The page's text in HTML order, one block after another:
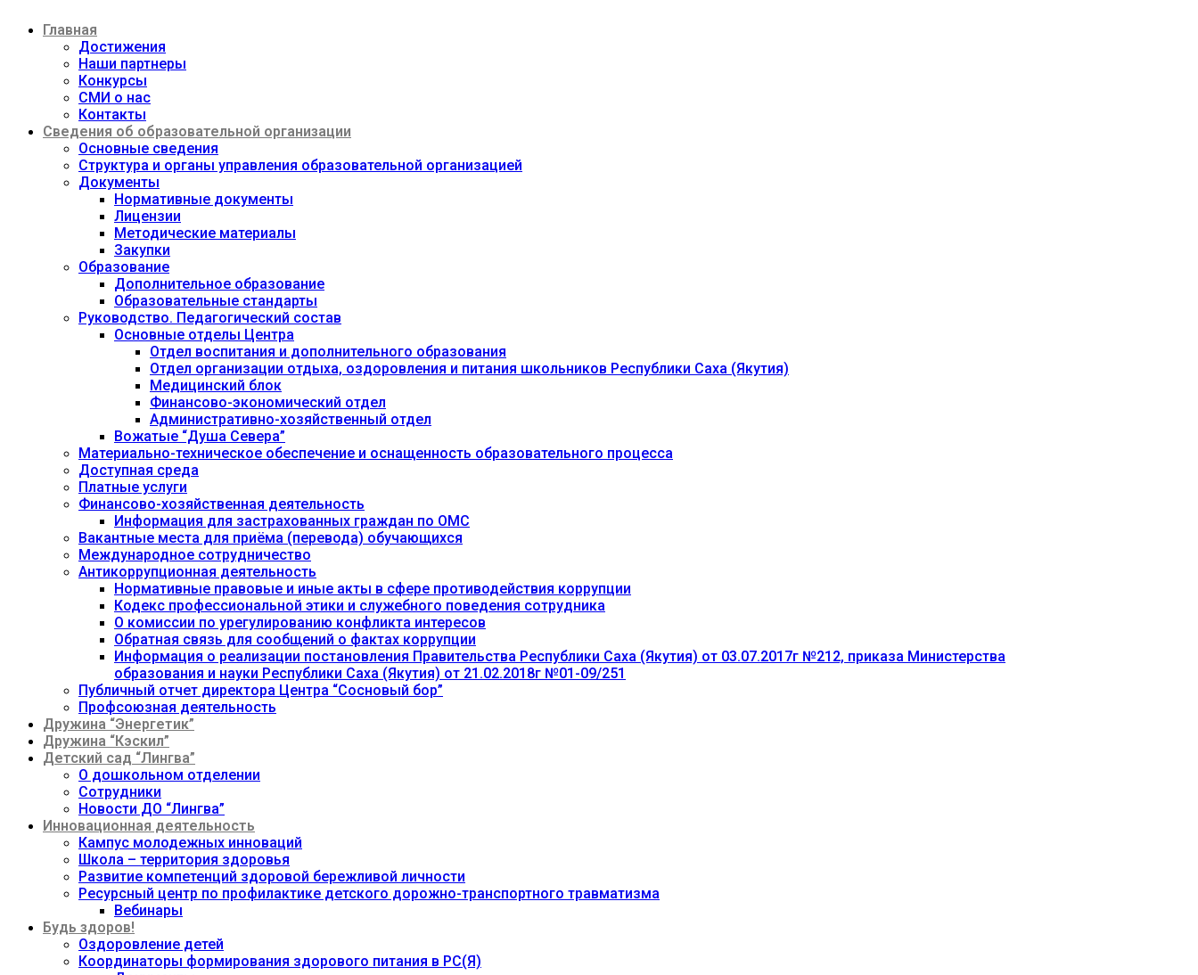
содержимому
Главная
Достижения
Наши партнеры
Конкурсы
СМИ о нас
Контакты
Сведения об образовательной организации
Основные сведения
Структура и органы управления образовательной организацией
Документы
Нормативные документы
Лицензии
Методические материалы
Закупки
Образование
Дополнительное образование
Образовательные стандарты
Руководство. Педагогический состав
Основные отделы Центра
Отдел воспитания и дополнительного образования
Отдел организации отдыха, оздоровления и питания школьников Республики Саха (Якутия)
Медицинский блок
Финансово-экономический отдел
Административно-хозяйственный отдел
Вожатые “Душа Севера”
Материально-техническое обеспечение и оснащенность образовательного процесса
Доступная среда
Платные услуги
Финансово-хозяйственная деятельность
Информация для застрахованных граждан по ОМС
Вакантные места для приёма (перевода) обучающихся
Международное сотрудничество
Антикоррупционная деятельность
Нормативные правовые и иные акты в сфере противодействия коррупции
Кодекс профессиональной этики и служебного поведения сотрудника
О комиссии по урегулированию конфликта интересов
Обратная связь для сообщений о фактах коррупции
Информация о реализации постановления Правительства Республики Саха (Якутия) от 03.07.2017г №212, приказа Министерства
образования и науки Республики Саха (Якутия) от 21.02.2018г №01-09/251
Публичный отчет директора Центра “Сосновый бор”
Профсоюзная деятельность
Дружина “Энергетик”
Дружина “Кэскил”
Детский сад “Лингва”
О дошкольном отделении
Сотрудники
Новости ДО “Лингва”
Инновационная деятельность
Кампус молодежных инноваций
Школа – территория здоровья
Развитие компетенций здоровой бережливой личности
Ресурсный центр по профилактике детского дорожно-транспортного травматизма
Вебинары
Будь здоров!
Оздоровление детей
Координаторы формирования здорового питания в РС(Я)